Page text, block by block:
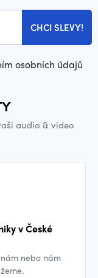
CHCI SLEVY!
osobních údajů
audio & video
v České
nebo nám